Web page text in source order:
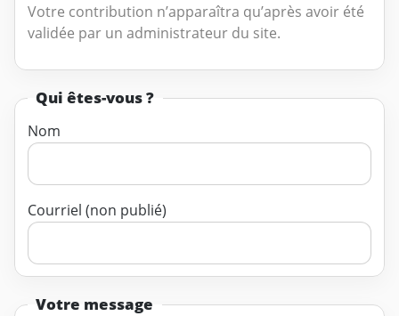
Votre contribution n’apparaîtra qu’après avoir été
validée par un administrateur du site.
Qui êtes-vous ?
Nom
Courriel (non publié)
Votre message